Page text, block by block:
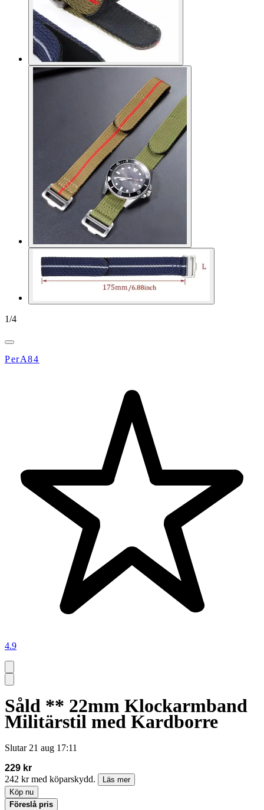
1/4
PerA84
4.9
Såld ** 22mm Klockarmband
Militärstil med Kardborre
Slutar 21 aug 17:11
229 kr
242 kr med köparskydd.
Läs mer
Köp nu
Föreslå pris